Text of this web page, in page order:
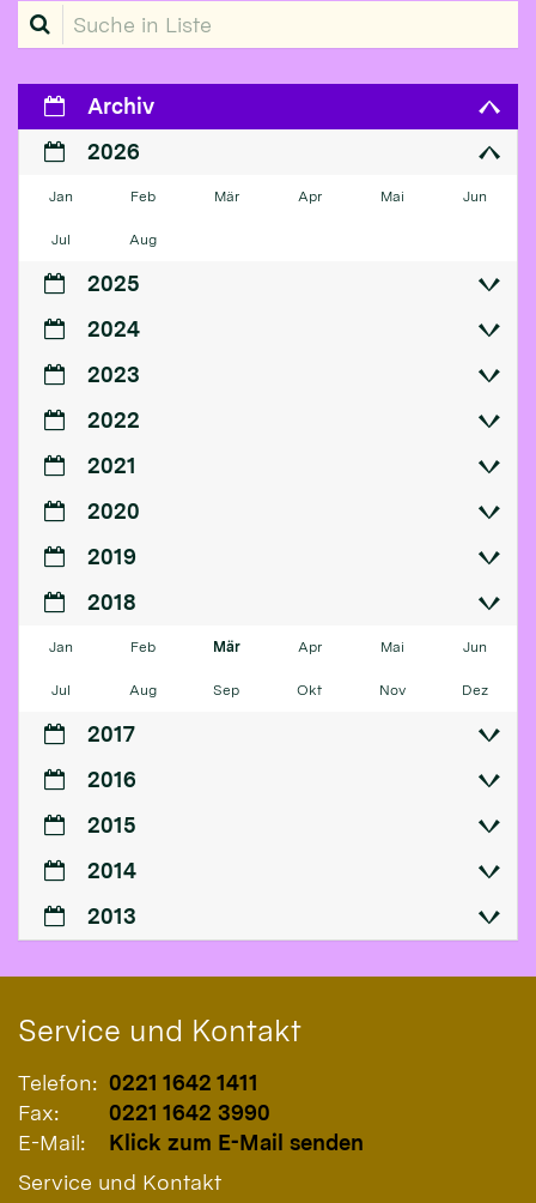
Suche in Liste
Archiv
2026
Jan Feb Mär Apr Mai Jun
Jul Aug
2025
2024
2023
2022
2021
2020
2019
2018
Jan Feb Mär Apr Mai Jun
Jul Aug Sep Okt Nov Dez
2017
2016
2015
2014
2013
Service und Kontakt
Telefon: 0221 1642 1411
Fax:
0221 1642 3990
E-Mail:
Klick zum E-Mail senden
Service und Kontakt